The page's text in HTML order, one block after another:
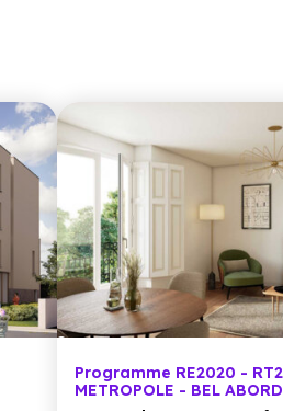
Programme RE2020 -
METROPOLE - BEL ABORD